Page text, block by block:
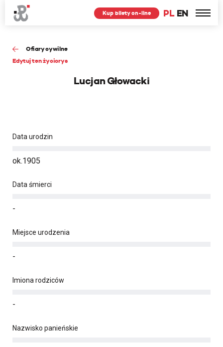
PL EN
Kup bilety on-line
Ofiary cywilne
Edytuj ten życiorys
Lucjan Głowacki
Data urodzin
ok.1905
Data śmierci
-
Miejsce urodzenia
-
Imiona rodziców
-
Nazwisko panieńskie